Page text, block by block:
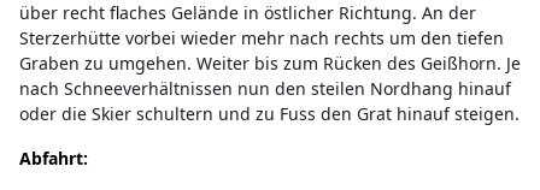
über recht flaches Gelände in östlicher Richtung. An der
Sterzerhütte vorbei wieder mehr nach rechts um den tiefen
Graben zu umgehen. Weiter bis zum Rücken des Geißhorn. Je
nach Schneeverhältnissen nun den steilen Nordhang hinauf
oder die Skier schultern und zu Fuss den Grat hinauf steigen.
Abfahrt: